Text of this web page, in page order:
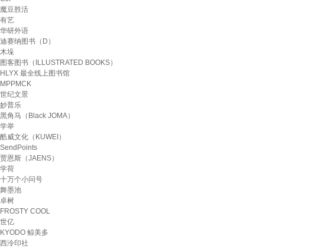
魔豆胜活
有艺
华研外语
迪赛纳图书（D）
木垛
图客图书（ILLUSTRATED BOOKS）
HLYX 最全线上图书馆
MPPMCK
世纪文景
妙普乐
黑角马（Black JOMA）
学举
酷威文化（KUWEI）
SendPoints
贾恩斯（JAENS）
学荷
十万个小问号
舞墨池
卓树
FROSTY COOL
世亿
KYODO 鲸美多
西泠印社